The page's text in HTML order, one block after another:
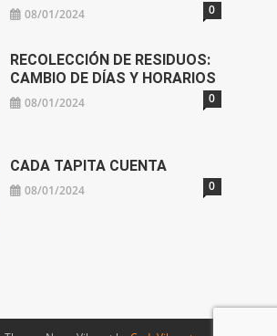
08/01/2024 0
RECOLECCIÓN DE RESIDUOS:
CAMBIO DE DÍAS Y HORARIOS
08/01/2024 0
CADA TAPITA CUENTA
08/01/2024 0